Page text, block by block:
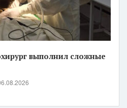
выполнил сложные